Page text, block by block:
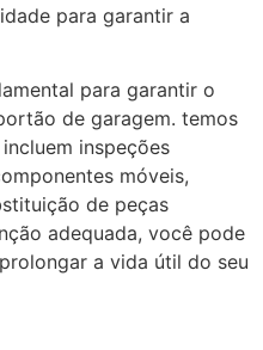
para garantir a
para garantir o
de garagem. temos
inspeções
móveis,
de peças
adequada, você pode
a vida útil do seu